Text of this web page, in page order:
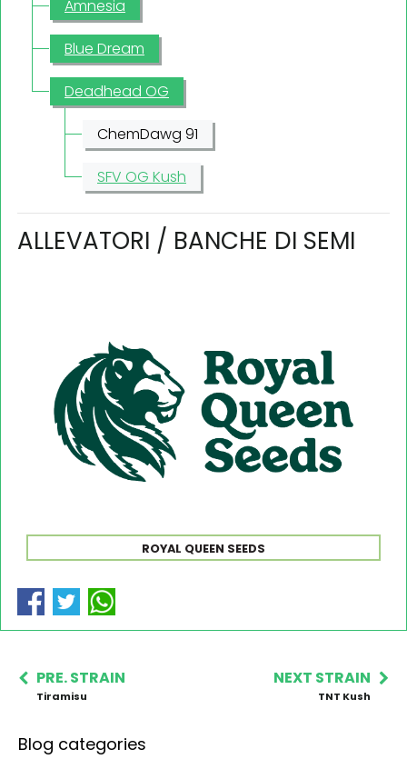
Amnesia
Blue Dream
Deadhead OG
ChemDawg 91
SFV OG Kush
ALLEVATORI / BANCHE DI SEMI
ROYAL QUEEN SEEDS
PRE. STRAIN
Tiramisu
NEXT STRAIN
TNT Kush
Blog categories